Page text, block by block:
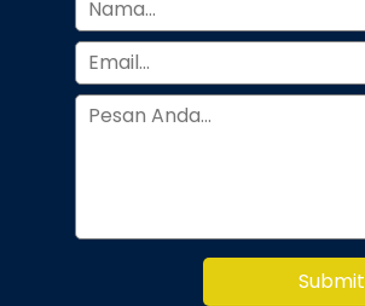
Submit